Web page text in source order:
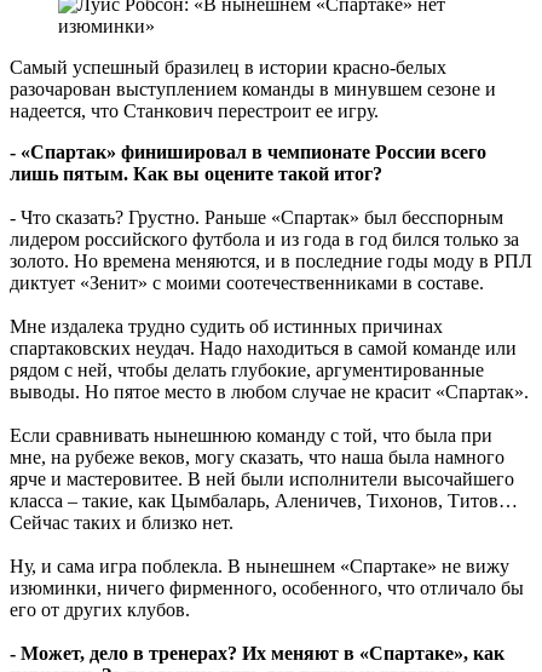
Самый успешный бразилец в истории красно-белых
разочарован выступлением команды в минувшем сезоне и
надеется, что Станкович перестроит ее игру.
- «Спартак» финишировал в чемпионате России всего
лишь пятым. Как вы оцените такой итог?
- Что сказать? Грустно. Раньше «Спартак» был бесспорным
лидером российского футбола и из года в год бился только за
золото. Но времена меняются, и в последние годы моду в РПЛ
диктует «Зенит» с моими соотечественниками в составе.
Мне издалека трудно судить об истинных причинах
спартаковских неудач. Надо находиться в самой команде или
рядом с ней, чтобы делать глубокие, аргументированные
выводы. Но пятое место в любом случае не красит «Спартак».
Если сравнивать нынешнюю команду с той, что была при
мне, на рубеже веков, могу сказать, что наша была намного
ярче и мастеровитее. В ней были исполнители высочайшего
класса – такие, как Цымбаларь, Аленичев, Тихонов, Титов…
Сейчас таких и близко нет.
Ну, и сама игра поблекла. В нынешнем «Спартаке» не вижу
изюминки, ничего фирменного, особенного, что отличало бы
его от других клубов.
- Может, дело в тренерах? Их меняют в «Спартаке», как